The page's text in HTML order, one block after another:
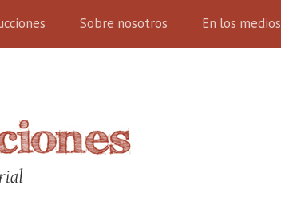
Sobre nosotros En los medios